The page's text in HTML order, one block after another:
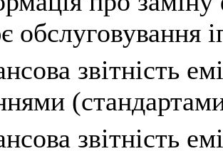
обслуговування
звітність
звітність